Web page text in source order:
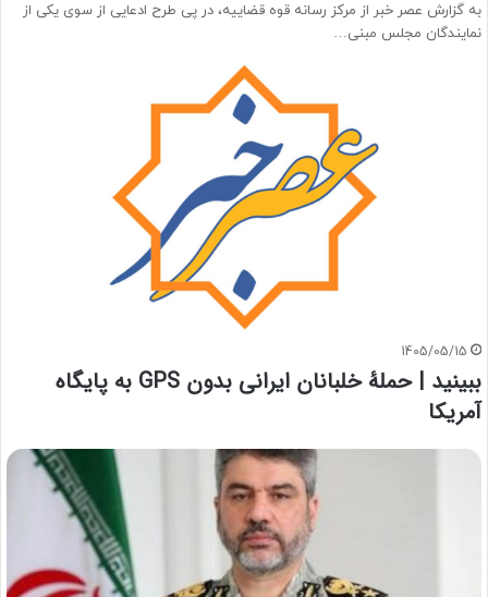
به گزارش عصر خبر از مرکز رسانه قوه قضاییه، در پی طرح ادعایی از سوی یکی از
نمایندگان مجلس مبنی…
1405/05/15
ببینید | حملۀ خلبانان ایرانی بدون GPS به پایگاه
آمریکا